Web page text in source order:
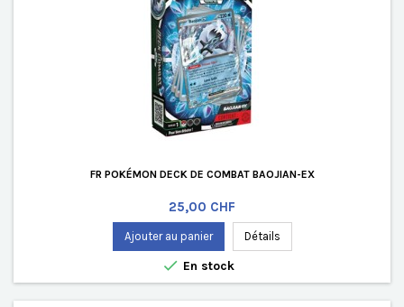
FR POKÉMON DECK DE COMBAT BAOJIAN-EX
Prix
25,00 CHF
Ajouter au panier Détails
 En stock